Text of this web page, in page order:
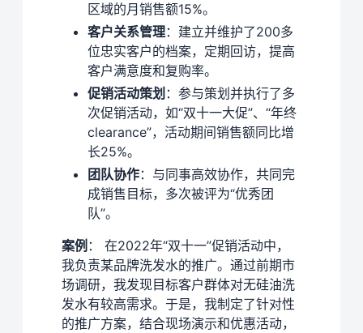
区域的月销售额15%。
客户关系管理：建立并维护了200多
位忠实客户的档案，定期回访，提高
客户满意度和复购率。
促销活动策划 ：参与策划并执行了多
次促销活动，如“双十一大促”、“年终
clearance”，活动期间销售额同比增
长25%。
团队协作：与同事高效协作，共同完
成销售目标，多次被评为“优秀团
队”。
案例 ： 在2022年“双十一”促销活动中，
我负责某品牌洗发水的推广。通过前期市
场调研，我发现目标客户群体对无硅油洗
发水有较高需求。于是，我制定了针对性
的推广方案，结合现场演示和优惠活动，